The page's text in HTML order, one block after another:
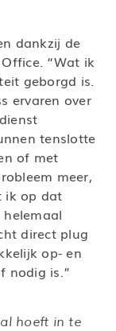
dankzij de
“Wat ik
geborgd is.
ervaren over
tenslotte
of met
meer,
ik op dat
direct plug
op- en
nodig is.”
hoeft in te